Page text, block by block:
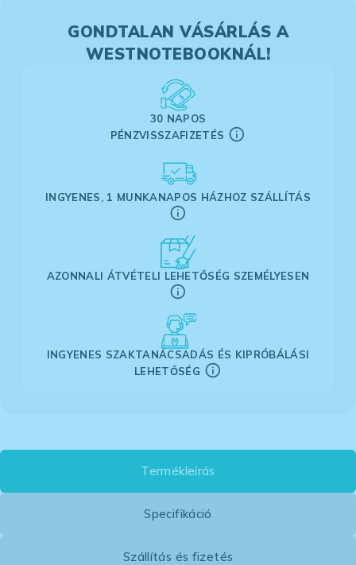
GONDTALAN VÁSÁRLÁS A
WESTNOTEBOOKNÁL!
30 NAPOS
PÉNZVISSZAFIZETÉS
INGYENES, 1 MUNKANAPOS HÁZHOZ SZÁLLÍTÁS
AZONNALI ÁTVÉTELI LEHETŐSÉG SZEMÉLYESEN
INGYENES SZAKTANÁCSADÁS ÉS KIPRÓBÁLÁSI
LEHETŐSÉG
Termékleírás
Specifikáció
Szállítás és fizetés